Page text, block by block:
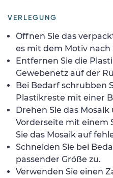
VERLEGUNG
Öffnen Sie das
es mit dem Motiv nach
Entfernen Sie die
Gewebenetz auf der
Bei Bedarf schrubben
Plastikreste mit einer
Drehen Sie das
Vorderseite mit einem
Sie das Mosaik auf
Schneiden Sie bei
passender Größe zu.
Verwenden Sie einen